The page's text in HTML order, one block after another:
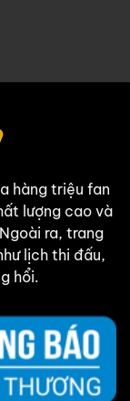
hàng triệu fan
lượng cao và
ra, trang
lịch thi đấu,
hổi.